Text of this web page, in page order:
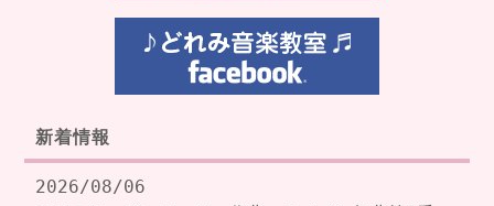
新着情報
2026/08/06